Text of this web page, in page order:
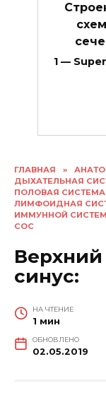
ГЛАВНАЯ »
ДЫХАТЕЛЬНАЯ
ПОЛОВАЯ
ЛИМФОИДНАЯ
ИММУННОЙ
СОС
Верхний
синус:
НА ЧТЕНИЕ
1 мин
ОБНОВЛЕНО
02.05.2019
1 —